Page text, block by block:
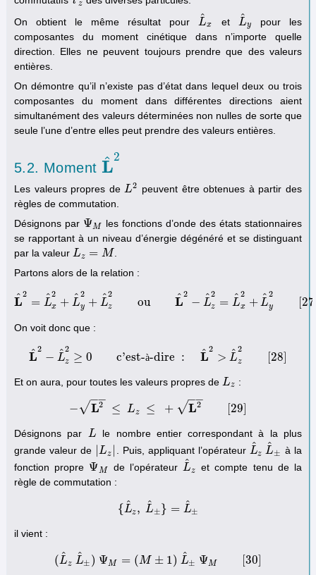
z
On obtient le même résultat pour L
^ x
L^x et L
^ y
L^y pour les
composantes du moment cinétique dans n’importe quelle
direction. Elles ne peuvent toujours prendre que des valeurs
entières.
On démontre qu’il n’existe pas d’état dans lequel deux ou trois
composantes du moment dans différentes directions aient
simultanément des valeurs déterminées non nulles de sorte que
seule l’une d’entre elles peut prendre des valeurs entières.
5.2. Moment L
^2
L^
Les valeurs propres deL2
L2 peuvent être obtenues à partir des
règles de commutation.
Désignons par ΨM
ΨM les fonctions d’onde des états stationnaires
se rapportant à un niveau d’énergie dégénéré et se distinguant
par la valeur Lz = M
Lz= M
.
Partons alors de la relation :
L
^ 2
= L
^2
x + L
^ 2
y + L
^2
z ou L
^ 2
− L
^2
z = L
^ 2
x + L
^ 2
y [27
L^2 =L^ x2 +L^ ^z2 2− ^z 2=L ^x2+L^ y2[27
On voit donc que :
L
^ 2
− L
^2
z ≥ 0 c'est-à-dire : L
^ 2
> L
^ 2
z [28]
L^ 2− ≥0c'est-à-dire :L >L z2 28]
Et on aura, pour toutes les valeurs propres de Lz
Lz :
− L2
−−
√ ≤ Lz ≤ + L2
−−
√ 29
− L2 ≤ Lz +L 2[29]
Désignons par L
L
le nombre entier correspondant à la plus
grande valeur de
|Lz
Lz| . Puis, appliquant l’opérateur L
^z L
^±
L^z L^± à la
fonction propre ΨM
ΨM de l’opérateur L
^z
L^z et compte tenu de la
règle de commutation :
{L
^z, L
^± } = L
^±
{L^z , L^±} =L ^±
il vient :
(L
^ z L
^± ) ΨM = (M ± 1) L
^± ΨM [30
(L ^ z L^± ) ΨM=( M±1) L^± ΨM[